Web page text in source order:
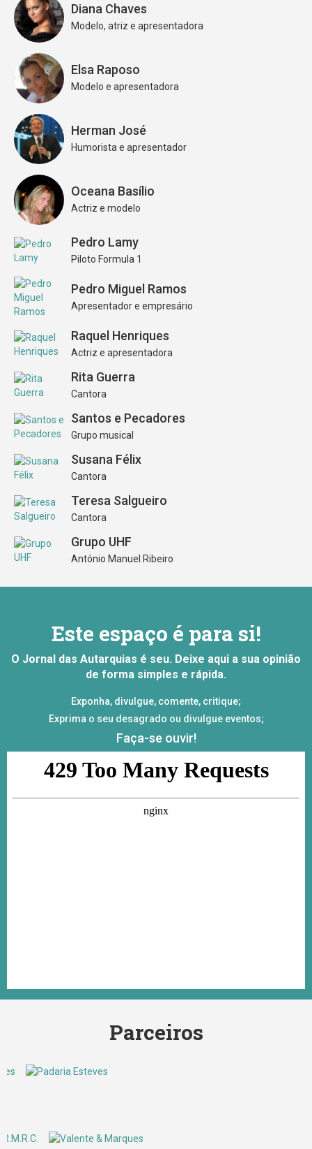
Diana Chaves
Modelo, atriz e apresentadora
Elsa Raposo
Modelo e apresentadora
Herman José
Humorista e apresentador
Oceana Basílio
Actriz e modelo
Pedro Lamy
Piloto Formula 1
Pedro Miguel Ramos
Apresentador e empresário
Raquel Henriques
Actriz e apresentadora
Rita Guerra
Cantora
Santos e Pecadores
Grupo musical
Susana Félix
Cantora
Teresa Salgueiro
Cantora
Grupo UHF
António Manuel Ribeiro
Este espaço é para si!
O Jornal das Autarquias é seu. Deixe aqui a sua opinião
de forma simples e rápida.
Exponha, divulgue, comente, critique;
Exprima o seu desagrado ou divulgue eventos;
Faça-se ouvir!
Parceiros